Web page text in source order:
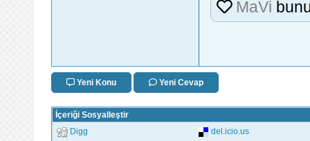
MaVi
Yeni Konu Yeni Cevap
İçeriği Sosyalleştir
Digg del.icio.us